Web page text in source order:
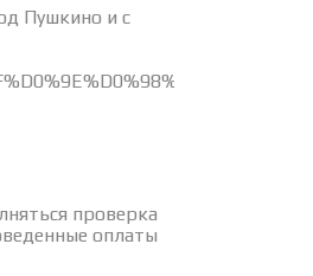
Пушкино и с
проверка
оплаты